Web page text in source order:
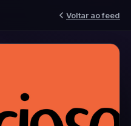
Voltar ao feed